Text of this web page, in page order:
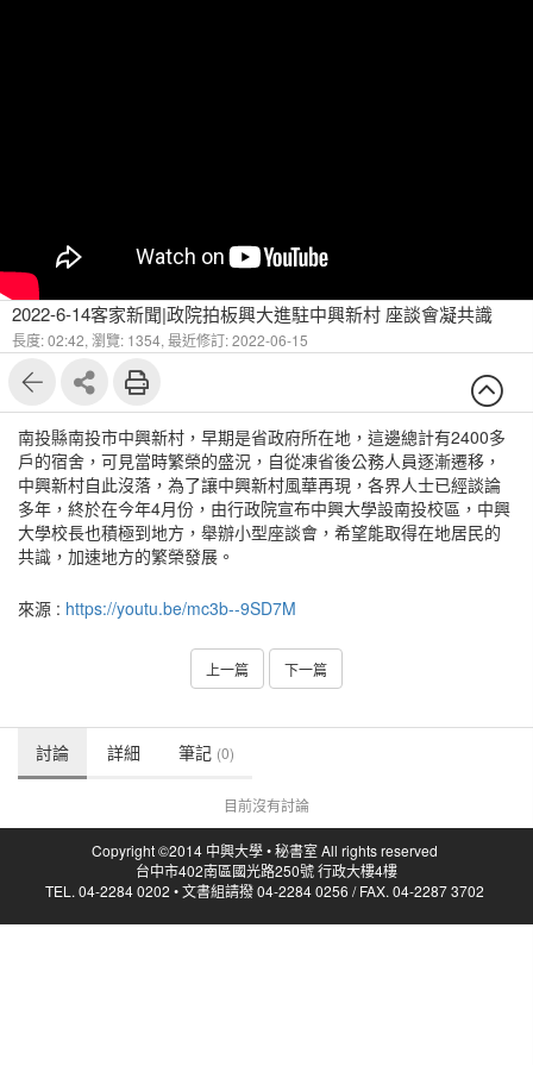
2022-6-14客家新聞|政院拍板興大進駐中興新村 座談會凝共識
長度: 02:42, 瀏覽: 1354, 最近修訂: 2022-06-15
南投縣南投市中興新村，早期是省政府所在地，這邊總計有2400多
戶的宿舍，可見當時繁榮的盛況，自從凍省後公務人員逐漸遷移，
中興新村自此沒落，為了讓中興新村風華再現，各界人士已經談論
多年，終於在今年4月份，由行政院宣布中興大學設南投校區，中興
大學校長也積極到地方，舉辦小型座談會，希望能取得在地居民的
共識，加速地方的繁榮發展。
來源 : https://youtu.be/mc3b--9SD7M
上一篇 下一篇
討論 詳細 筆記 (0)
目前沒有討論
Copyright ©2014 中興大學 • 秘書室 All rights reserved
台中市402南區國光路250號 行政大樓4樓
TEL. 04-2284 0202 • 文書組請撥 04-2284 0256 / FAX. 04-2287 3702